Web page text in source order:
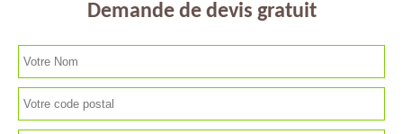
Demande de devis gratuit